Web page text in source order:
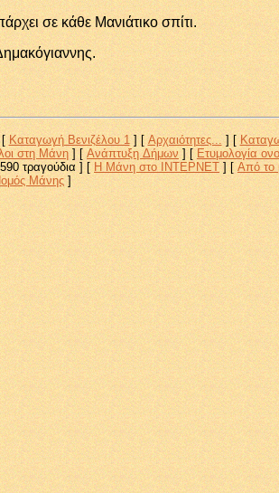
σε κάθε Μανιάτικο σπίτι.
[ Καταγωγή Βενιζέλου 1] [ Αρχαιότητες...] [
στη Μάνη ] [ Ανάπτυξη Δήμων ] [ Ετυμολογία
τραγούδια ] [ Η Μάνη στο ΙΝΤΕΡΝΕΤ ] [ Από το
Μάνης ]